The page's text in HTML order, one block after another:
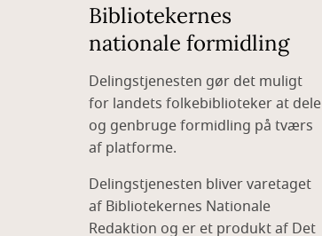
Bibliotekernes
nationale formidling
Delingstjenesten gør det muligt
for landets folkebiblioteker at dele
og genbruge formidling på tværs
af platforme.
Delingstjenesten bliver varetaget
af Bibliotekernes Nationale
Redaktion og er et produkt af Det